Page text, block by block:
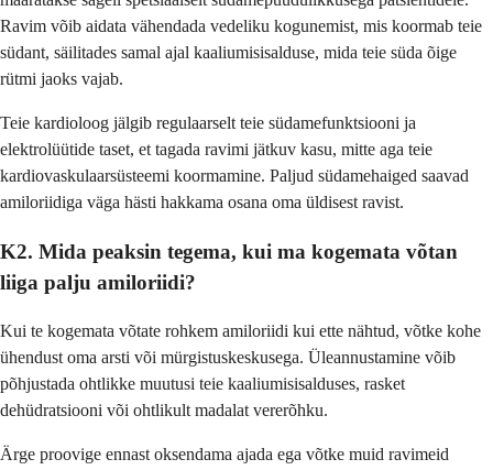
Ravim võib aidata vähendada vedeliku kogunemist, mis koormab teie
südant, säilitades samal ajal kaaliumisisalduse, mida teie süda õige
rütmi jaoks vajab.
Teie kardioloog jälgib regulaarselt teie südamefunktsiooni ja
elektrolüütide taset, et tagada ravimi jätkuv kasu, mitte aga teie
kardiovaskulaarsüsteemi koormamine. Paljud südamehaiged saavad
amiloriidiga väga hästi hakkama osana oma üldisest ravist.
K2. Mida peaksin tegema, kui ma kogemata võtan
liiga palju amiloriidi?
Kui te kogemata võtate rohkem amiloriidi kui ette nähtud, võtke kohe
ühendust oma arsti või mürgistuskeskusega. Üleannustamine võib
põhjustada ohtlikke muutusi teie kaaliumisisalduses, rasket
dehüdratsiooni või ohtlikult madalat vererõhku.
Ärge proovige ennast oksendama ajada ega võtke muid ravimeid